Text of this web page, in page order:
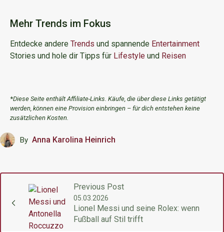
Mehr Trends im Fokus
Entdecke andere Trends und spannende Entertainment
Stories und hole dir Tipps für Lifestyle und Reisen
*Diese Seite enthält Affiliate-Links. Käufe, die über diese Links getätigt
werden, können eine Provision einbringen – für dich entstehen keine
zusätzlichen Kosten.
By Anna Karolina Heinrich
Previous Post
05.03.2026
Lionel Messi und seine Rolex: wenn
Fußball auf Stil trifft